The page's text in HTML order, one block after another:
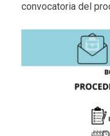
convocatoria del